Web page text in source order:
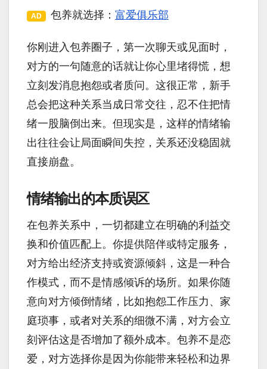
AD 包养就选择： 富爱俱乐部
你刚进入包养圈子，第一次聊天或见面时，
对方的一句随意的话就让你心里堵得慌，想
立刻发消息抱怨或者质问。这很正常，新手
总会把这种关系当成日常交往，忍不住把情
绪一股脑倒出来。但现实是，这样的情绪输
出往往会让局面瞬间失控，关系还没稳固就
直接崩盘。
情绪输出的本质误区
在包养关系中，一切都建立在明确的利益交
换和价值匹配上。你提供陪伴或特定服务，
对方给出经济支持或资源倾斜，这是一种合
作模式，而不是情感倾诉的场所。如果你随
意向对方倾倒情绪，比如抱怨工作压力、家
庭琐事，或者对关系的细微不满，对方会立
刻评估这是否增加了额外成本。包养不是恋
爱，对方选择你是因为你能带来轻松和边界